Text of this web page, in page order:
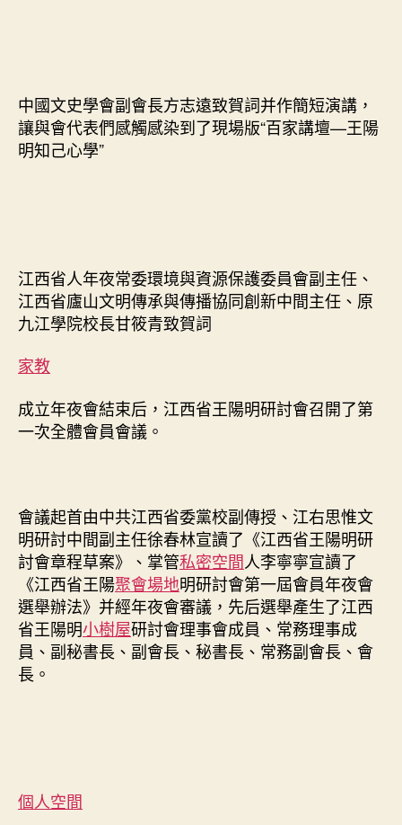
中國文史學會副會長方志遠致賀詞并作簡短演講，
讓與會代表們感觸感染到了現場版“百家講壇—王陽
明知己心學”
江西省人年夜常委環境與資源保護委員會副主任、
江西省廬山文明傳承與傳播協同創新中間主任、原
九江學院校長甘筱青致賀詞
家教
成立年夜會結束后，江西省王陽明研討會召開了第
一次全體會員會議。
會議起首由中共江西省委黨校副傳授、江右思惟文
明研討中間副主任徐春林宣讀了《江西省王陽明研
討會章程草案》、掌管私密空間人李寧寧宣讀了
《江西省王陽聚會場地明研討會第一屆會員年夜會
選舉辦法》并經年夜會審議，先后選舉產生了江西
省王陽明小樹屋研討會理事會成員、常務理事成
員、副秘書長、副會長、秘書長、常務副會長、會
長。
個人空間